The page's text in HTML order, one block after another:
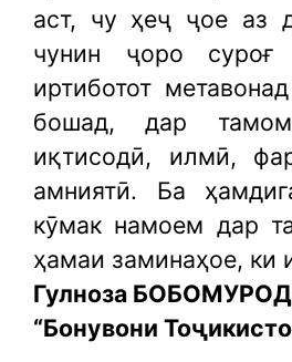
аст, чу ҳеҷ ҷое аз
чунин ҷоро
иртиботот
бошад, дар
иқтисодӣ, илмӣ,
амниятӣ. Ба
кӯмак намоем дар
ҳамаи заминаҳое, ки
Гулноза
“Бонувони